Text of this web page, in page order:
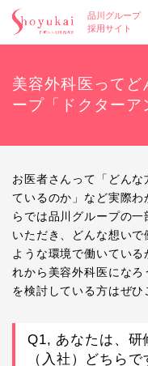
品川グループ
採用サイト
美容外科医って
ープ「ドクターア
お医者さんって「どん
ているのか」など実際
らでは品川グループの
いただき、どんな想い
ような環境で働いてい
れから美容外科医にな
を検討している方はぜひ
Q1, あなたは、研
（入社）どちらで